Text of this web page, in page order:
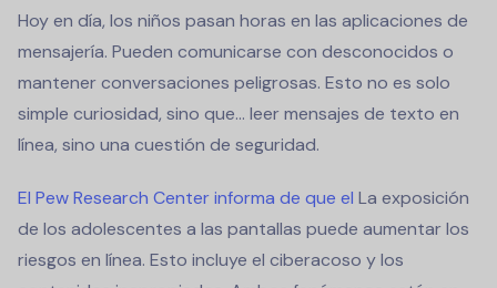
Hoy en día, los niños pasan horas en las aplicaciones de
mensajería. Pueden comunicarse con desconocidos o
mantener conversaciones peligrosas. Esto no es solo
simple curiosidad, sino que... leer mensajes de texto en
línea, sino una cuestión de seguridad.
El Pew Research Center informa de que el La exposición
de los adolescentes a las pantallas puede aumentar los
riesgos en línea. Esto incluye el ciberacoso y los